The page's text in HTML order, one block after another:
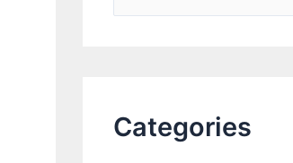
e
h
Categories